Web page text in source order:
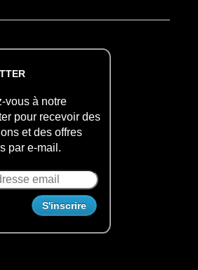
vous à notre
pour recevoir des
et des offres
par e-mail.